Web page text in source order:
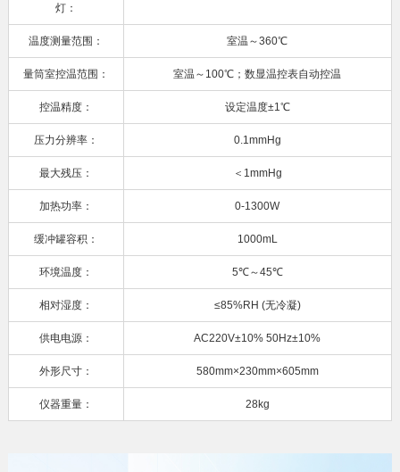
灯：
温度测量范围： 室温～360℃
量筒室控温范围： 室温～100℃；数显温控表自动控温
控温精度： 设定温度±1℃
压力分辨率： 0.1mmHg
最大残压： ＜1mmHg
加热功率： 0-1300W
缓冲罐容积： 1000mL
环境温度： 5℃～45℃
相对湿度： ≤85%RH (无冷凝)
供电电源： AC220V±10% 50Hz±10%
外形尺寸： 580mm×230mm×605mm
仪器重量： 28kg